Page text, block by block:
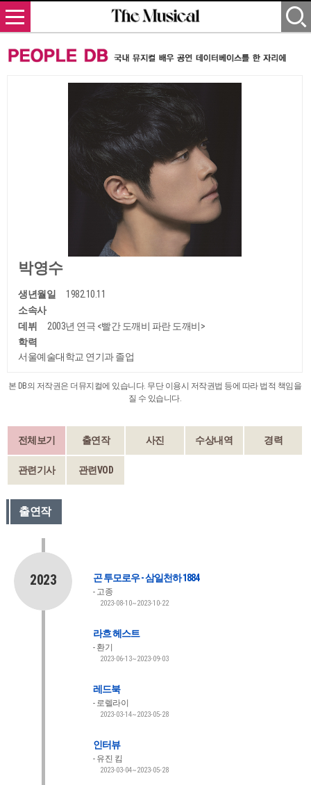
박영수
생년월일
1982.10.11
소속사
데뷔
2003년 연극 <빨간 도깨비 파란 도깨비>
학력
서울예술대학교 연기과 졸업
본 DB의 저작권은 더뮤지컬에 있습니다. 무단 이용시 저작권법 등에 따라 법적 책임을
질 수 있습니다.
전체보기 출연작 사진 수상내역 경력
관련기사 관련VOD
출연작
2023 곤 투모로우 - 삼일천하 1884
고종
2023-08-10~2023-10-22
라흐 헤스트
환기
2023-06-13~2023-09-03
레드북
로렐라이
2023-03-14~2023-05-28
인터뷰
유진 킴
2023-03-04~2023-05-28